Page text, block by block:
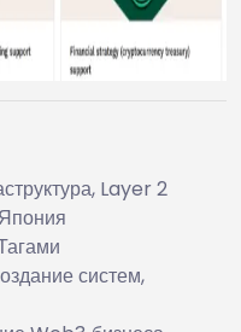
Layer 2
систем,